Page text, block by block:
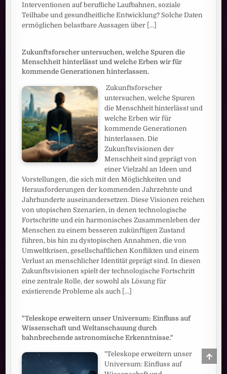
Interventionen auf berufliche Laufbahnen, soziale
Teilhabe und gesundheitliche Entwicklung? Solche Daten
ermöglichen belastbare Aussagen über [...]
Zukunftsforscher untersuchen, welche Spuren die
Menschheit hinterlässt und welche Erben wir für
kommende Generationen hinterlassen.
Zukunftsforscher
untersuchen, welche Spuren
die Menschheit hinterlässt und
welche Erben wir für
kommende Generationen
hinterlassen. Die
Zukunftsvisionen der
Menschheit sind geprägt von
einer Vielzahl an Ideen und
Vorstellungen, die sich mit den Möglichkeiten und
Herausforderungen der kommenden Jahrzehnte und
Jahrhunderte auseinandersetzen. Diese Visionen reichen
von utopischen Szenarien, in denen technologische
Fortschritte und ein harmonisches Zusammenleben der
Menschen zu einem besseren zukünftigen Zustand
führen, bis hin zu dystopischen Annahmen, die von
Umweltkrisen, gesellschaftlichen Konflikten und einem
Verlust an menschlicher Identität geprägt sind. In diesen
Zukunftsvisionen spielt der technologische Fortschritt
eine zentrale Rolle, der sowohl als Lösung für
existierende Probleme als auch
[...]
"Teleskope erweitern unser Universum: Einfluss auf
Wissenschaft und Weltanschauung durch
bahnbrechende astronomische Erkenntnisse."
"Teleskope erweitern unser
Universum: Einfluss auf
TO